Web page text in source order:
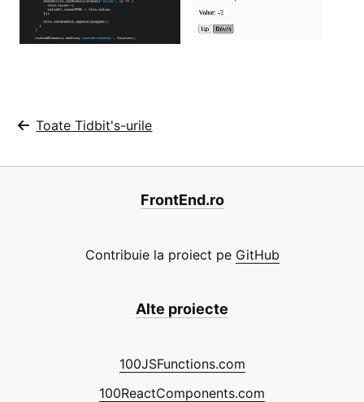
Toate Tidbit's-urile
FrontEnd.ro
Contribuie la proiect pe GitHub
Alte proiecte
100JSFunctions.com
100ReactComponents.com